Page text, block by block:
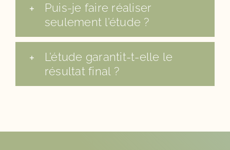
Puis-je faire réaliser
seulement l’étude ?
L’étude garantit-t-elle le
résultat final ?